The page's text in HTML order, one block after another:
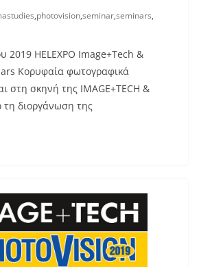
,photovision,seminar,seminars,
2019 HELEXPO Image+Tech &
Κορυφαία φωτογραφικά
στη σκηνή της IMAGE+TECH &
τη διοργάνωση της